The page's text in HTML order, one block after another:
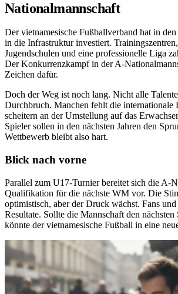
Nationalmannschaft
Der vietnamesische Fußballverband hat in
in die Infrastruktur investiert. Trainingszentren,
Jugendschulen und eine professionelle Liga
Der Konkurrenzkampf in der A-
Zeichen dafür.
Doch der Weg ist noch lang. Nicht alle
Durchbruch. Manchen fehlt die internationale
scheitern an der Umstellung auf das
Spieler sollen in den nächsten Jahren den
Wettbewerb bleibt also hart.
Blick nach vorne
Parallel zum U17-Turnier bereitet sich die A-
Qualifikation für die nächste WM vor. Die
optimistisch, aber der Druck wächst. Fans
Resultate. Sollte die Mannschaft den nächsten
könnte der vietnamesische Fußball in eine